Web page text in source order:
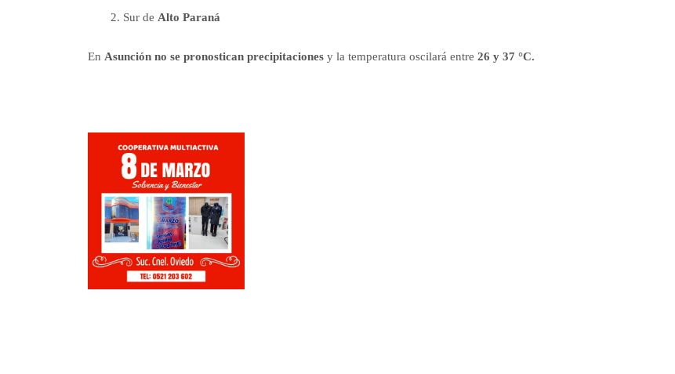
Sur de Alto Paraná
En Asunción no se pronostican precipitaciones y la temperatura oscilará entre 26 y 37 °C.